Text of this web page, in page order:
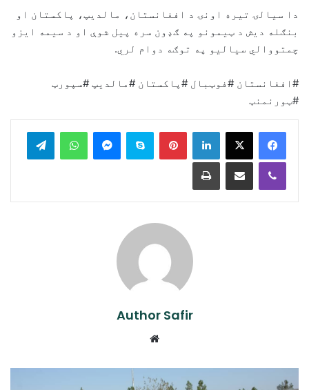
دا سیالۍ تیره اونۍ د افغانستان، مالدیپ، پاکستان او
بنګله دیش د ټیمونو په ګډون سره پیل شوې او د سیمه ایزو
چمتووالي سیالیو په توګه دوام لري.
#افغانستان #فوټبال #پاکستان #مالدیپ #سپورټ
#ټورنمنټ
LinkedIn
Pinterest
Skype
Messenger
WhatsApp
Viber
Share via Email
Print
Author Safir